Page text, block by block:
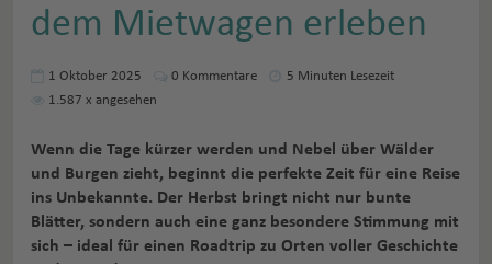
dem Mietwagen erleben
1 Oktober 2025 0 Kommentare
5 Minuten Lesezeit
1.587 x angesehen
Wenn die Tage kürzer werden und Nebel über Wälder
und Burgen zieht, beginnt die perfekte Zeit für eine Reise
ins Unbekannte. Der Herbst bringt nicht nur bunte
Blätter, sondern auch eine ganz besondere Stimmung mit
sich – ideal für einen Roadtrip zu Orten voller Geschichte